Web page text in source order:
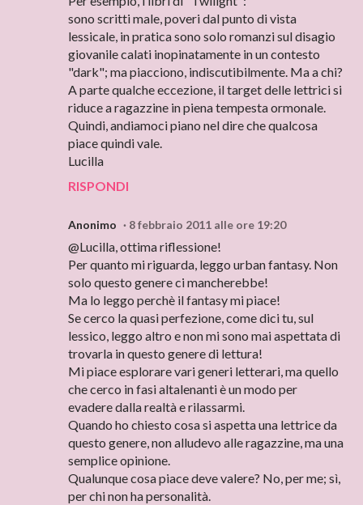
sono scritti male, poveri dal punto di vista
lessicale, in pratica sono solo romanzi sul disagio
giovanile calati inopinatamente in un contesto
"dark"; ma piacciono, indiscutibilmente. Ma a chi?
A parte qualche eccezione, il target delle lettrici si
riduce a ragazzine in piena tempesta ormonale.
Quindi, andiamoci piano nel dire che qualcosa
piace quindi vale.
Lucilla
RISPONDI
Anonimo 8 febbraio 2011 alle ore 19:20
@Lucilla, ottima riflessione!
Per quanto mi riguarda, leggo urban fantasy. Non
solo questo genere ci mancherebbe!
Ma lo leggo perchè il fantasy mi piace!
Se cerco la quasi perfezione, come dici tu, sul
lessico, leggo altro e non mi sono mai aspettata di
trovarla in questo genere di lettura!
Mi piace esplorare vari generi letterari, ma quello
che cerco in fasi altalenanti è un modo per
evadere dalla realtà e rilassarmi.
Quando ho chiesto cosa si aspetta una lettrice da
questo genere, non alludevo alle ragazzine, ma una
semplice opinione.
Qualunque cosa piace deve valere? No, per me; sì,
per chi non ha personalità.